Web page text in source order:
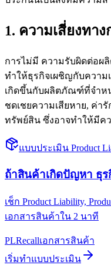
1. ความเสี่ยงทาง
การไม่มี ความรับผิดต่อผ
ทำให้ธุรกิจเผชิญกับความ
เกิดขึ้นกับผลิตภัณฑ์ที่จำห
ชดเชยความเสียหาย, ค่า
ทรัพย์สิน ซึ่งอาจทำให้มีค
แบบประเมิน Product
ถ้าสินค้าเกิดปัญหา ธุร
เช็ก Product Liability,
เอกสารสินค้าใน 2 นาที
PLRecallเอกสารสินค้า
เริ่มทำแบบประเมิน